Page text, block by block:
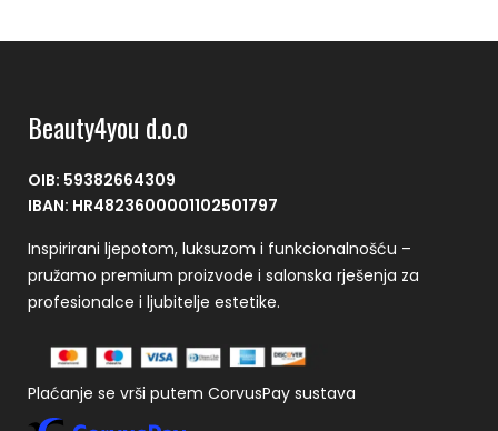
Beauty4you d.o.o
OIB: 59382664309
IBAN: HR4823600001102501797
Inspirirani ljepotom, luksuzom i funkcionalnošću –
pružamo premium proizvode i salonska rješenja za
profesionalce i ljubitelje estetike.
Plaćanje se vrši putem CorvusPay sustava